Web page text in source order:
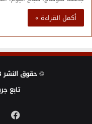
أكمل القراءة »
© حقوق النشر 2013 ، الحقوق محفوظة |
تابع